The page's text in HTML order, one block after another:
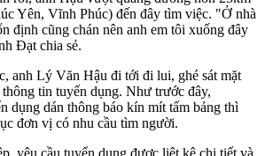
Yên, Vĩnh Phúc) đến đây tìm việc. "Ở nhà
định cũng chán nên anh em tôi xuống đây
Đạt chia sẻ.
anh Lý Văn Hậu đi tới đi lui, ghé sát mặt
tin tuyển dụng. Như trước đây,
dụng dán thông báo kín mít tấm bảng thì
đơn vị có nhu cầu tìm người.
yêu cầu tuyển dụng được liệt kê chi tiết và